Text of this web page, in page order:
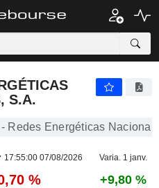
S.A.
Redes Energéticas
17:55:00 07/08/2026 Varia. 1 janv.
% +9,80 %